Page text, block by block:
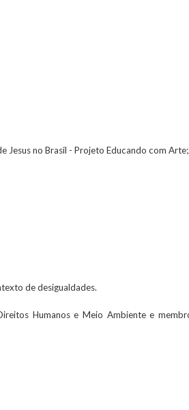
Jesus no Brasil - Projeto Educando com Arte;
de desigualdades.
Humanos e Meio Ambiente e